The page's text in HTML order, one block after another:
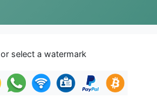
select a watermark